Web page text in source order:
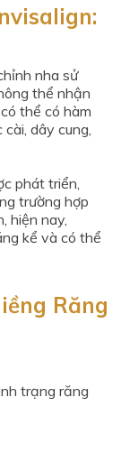
nha sử
thể nhận
thể có hàm
dây cung,
phát triển,
trường hợp
hiện nay,
kể và có thể
Răng
trạng răng